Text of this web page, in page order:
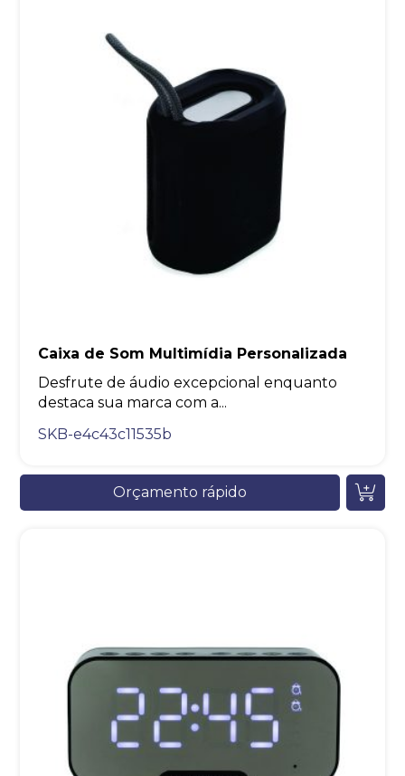
Caixa de Som Multimídia Personalizada
Desfrute de áudio excepcional enquanto
destaca sua marca com a...
SKB-e4c43c11535b
Orçamento rápido